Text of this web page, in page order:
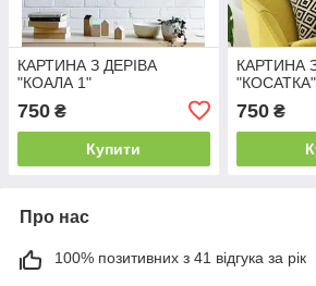
КАРТИНА З ДЕРІВА
"КОАЛА 1"
750 ₴
Купити
КАРТИНА
"КОСАТКА"
750₴
Про нас
100% позитивних з 41 відгука за рік